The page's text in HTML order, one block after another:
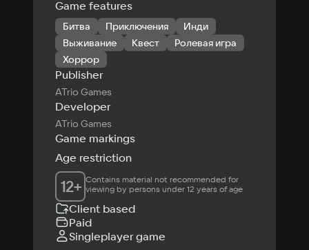
Game features
Битва Приключения
Инди
Выживание
Квест
Ролевая игра
Хоррор
Publisher
ATrio Games
Developer
ATrio Games
Game markings
Age restriction
12+ Contains material not recommended for
viewing by persons under 12 years of age
Client based
Paid
Singleplayer game